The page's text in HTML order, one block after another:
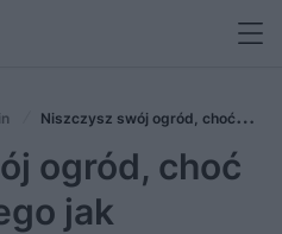
Niszczysz swój ogród, choć
najczęstsze błędy w podlewaniu
ogród, choć
jak